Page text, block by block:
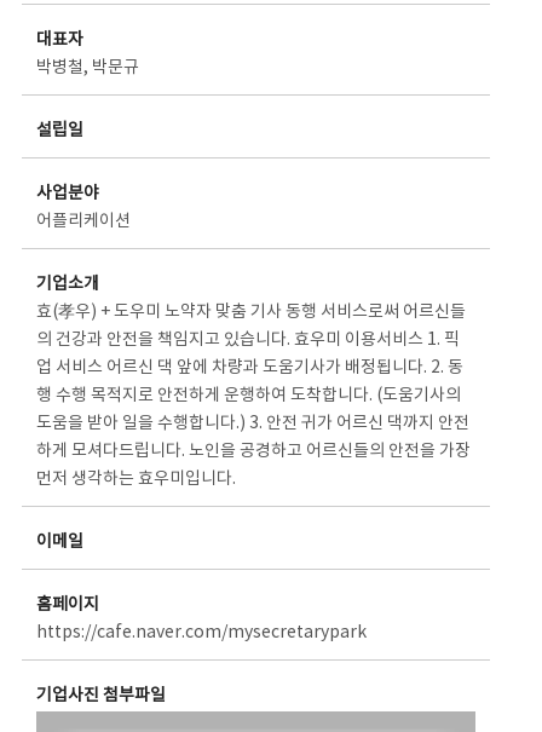
대표자
박병철, 박문규
설립일
사업분야
어플리케이션
기업소개
효(孝우) + 도우미 노약자 맞춤 기사 동행 서비스로써 어르신들
의 건강과 안전을 책임지고 있습니다. 효우미 이용서비스 1. 픽
업 서비스 어르신 댁 앞에 차량과 도움기사가 배정됩니다. 2. 동
행 수행 목적지로 안전하게 운행하여 도착합니다. (도움기사의
도움을 받아 일을 수행합니다.) 3. 안전 귀가 어르신 댁까지 안전
하게 모셔다드립니다. 노인을 공경하고 어르신들의 안전을 가장
먼저 생각하는 효우미입니다.
이메일
홈페이지
https://cafe.naver.com/mysecretarypark
기업사진 첨부파일